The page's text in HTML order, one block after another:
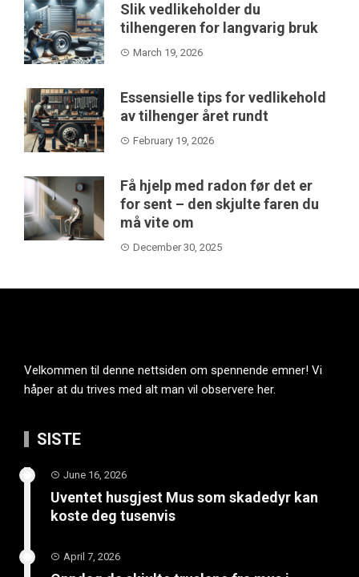
Slik vedlikeholder du
tilhengeren for langvarig bruk
March 19, 2026
Essensielle tips for vedlikehold
av tilhenger året rundt
February 19, 2026
Få hjelp med radon før det er
for sent – den skjulte faren du
må vite om
December 30, 2025
Velkommen til denne nettsiden om spennende emner! Vi
håper at du trives med alt man vil observere her.
SISTE
June 16, 2026
Uventet husgjest Mus som skadedyr kan
koste deg tusenvis
April 7, 2026